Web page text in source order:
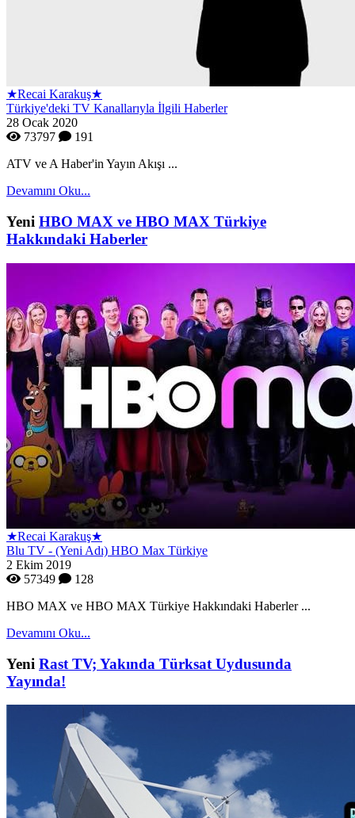
★Recai Karakuş★
Türkiye'deki TV Kanallarıyla İlgili Haberler
28 Ocak 2020
73797
191
ATV ve A Haber'in Yayın Akışı ...
Devamını Oku...
Yeni HBO MAX ve HBO MAX Türkiye
Hakkındaki Haberler
★Recai Karakuş★
Blu TV - (Yeni Adı) HBO Max Türkiye
2 Ekim 2019
57349
128
HBO MAX ve HBO MAX Türkiye Hakkındaki Haberler ...
Devamını Oku...
Yeni Rast TV; Yakında Türksat Uydusunda
Yayında!